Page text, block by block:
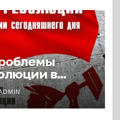
в
дня (2024) *